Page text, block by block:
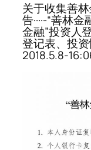
关于收集善
告······“善林
金融”投资人登
登记表、投资
2018.5.8-